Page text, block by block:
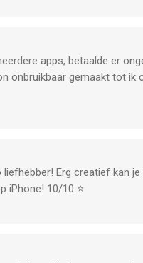
apps, betaalde er
onbruikbaar gemaakt tot ik
Erg creatief kan
iPhone! 10/10 ⭐️